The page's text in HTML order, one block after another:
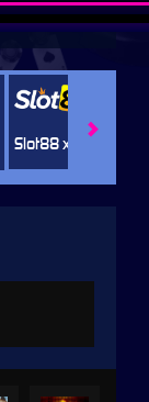
Slot88 x PP